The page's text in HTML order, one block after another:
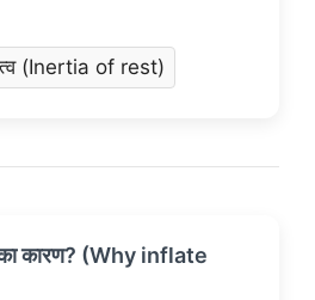
(Inertia of rest)
कारण? (Why inflate